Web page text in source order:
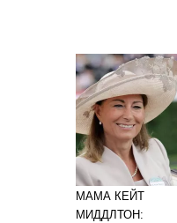
МАМА КЕЙТ
МИДДЛТОН: